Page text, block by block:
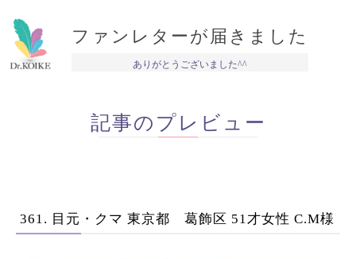
ファンレターが届きました
ありがとうございました^^
記事のプレビュー
361. 目元・クマ 東京都 葛飾区 51才女性 C.M様